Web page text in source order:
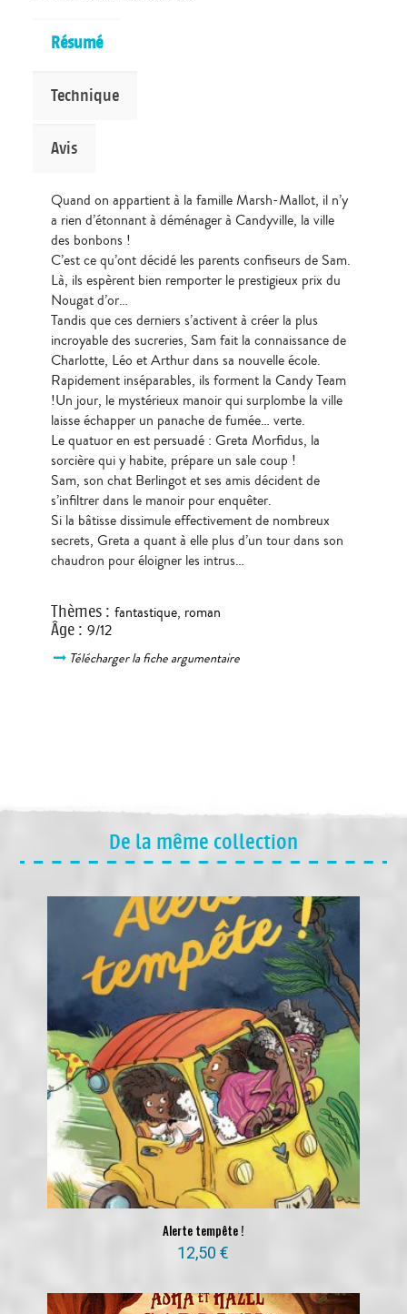
Résumé
Technique
Avis
Quand on appartient à la famille Marsh-Mallot, il n’y
a rien d’étonnant à déménager à Candyville, la ville
des bonbons !
C’est ce qu’ont décidé les parents confiseurs de Sam.
Là, ils espèrent bien remporter le prestigieux prix du
Nougat d’or…
Tandis que ces derniers s’activent à créer la plus
incroyable des sucreries, Sam fait la connaissance de
Charlotte, Léo et Arthur dans sa nouvelle école.
Rapidement inséparables, ils forment la Candy Team
!Un jour, le mystérieux manoir qui surplombe la ville
laisse échapper un panache de fumée… verte.
Le quatuor en est persuadé : Greta Morfidus, la
sorcière qui y habite, prépare un sale coup !
Sam, son chat Berlingot et ses amis décident de
s’infiltrer dans le manoir pour enquêter.
Si la bâtisse dissimule effectivement de nombreux
secrets, Greta a quant à elle plus d’un tour dans son
chaudron pour éloigner les intrus…
Thèmes: fantastique, roman
Âge: 9/12
Télécharger la fiche argumentaire
De la même collection
Alerte tempête !
12,50€